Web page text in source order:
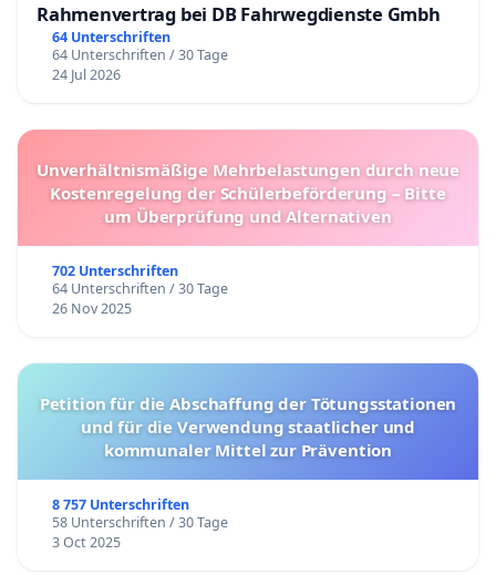
Rahmenvertrag bei DB Fahrwegdienste Gmbh
64 Unterschriften
64 Unterschriften / 30 Tage
24 Jul 2026
Unverhältnismäßige Mehrbelastungen durch neue
Kostenregelung der Schülerbeförderung – Bitte
um Überprüfung und Alternativen
702 Unterschriften
64 Unterschriften / 30 Tage
26 Nov 2025
Petition für die Abschaffung der Tötungsstationen
und für die Verwendung staatlicher und
kommunaler Mittel zur Prävention
8 757 Unterschriften
58 Unterschriften / 30 Tage
3 Oct 2025